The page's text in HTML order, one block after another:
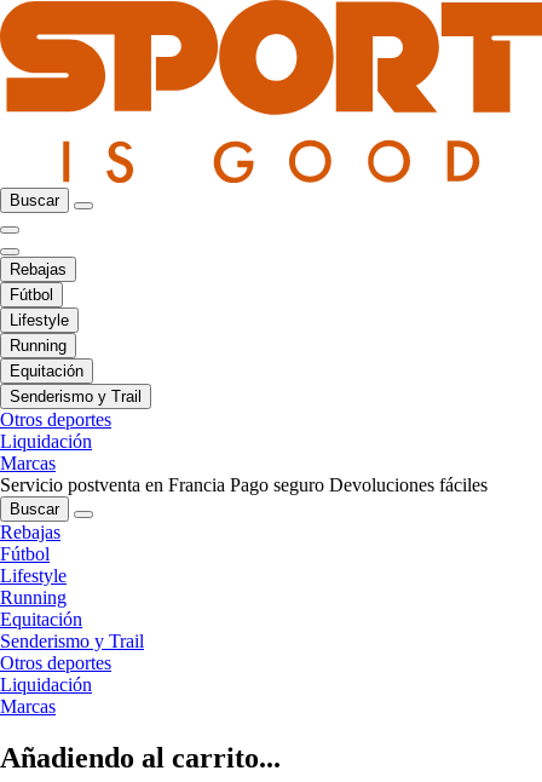
Buscar
Rebajas
Fútbol
Lifestyle
Running
Equitación
Senderismo y Trail
Otros deportes
Liquidación
Marcas
Servicio postventa en Francia Pago seguro Devoluciones fáciles
Buscar
Rebajas
Fútbol
Lifestyle
Running
Equitación
Senderismo y Trail
Otros deportes
Liquidación
Marcas
Añadiendo al carrito...